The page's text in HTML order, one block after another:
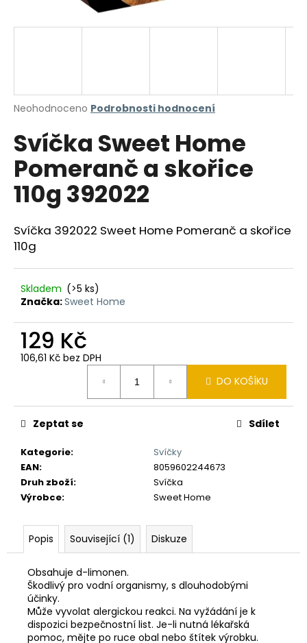
Průměrné
produktu
je
0,0
5
hvězdiček.
Neohodnoceno Podrobnosti hodnocení
Svíčka Sweet Home
Pomeranč a skořice
110g 392022
Svíčka 392022 Sweet Home Pomeranč a skořice
110g
Skladem (>5 ks)
Značka:Sweet Home
129 Kč
106,61 Kč bez DPH
DO KOŠÍKU
Kategorie:
Svíčky
EAN:
8059602244673
Druh zboží:
Svíčka
Výrobce: Sweet Home
Zeptat se Sdílet
Popis Související (1) Diskuze
Obsahuje d-limonen.
Škodlivý pro vodní organismy, s dlouhodobými
účinky.
Může vyvolat alergickou reakci. Na vyžádání je k
dispozici bezpečnostní list. Je-li nutná lékařská
pomoc, mějte po ruce obal nebo štítek výrobku.
j
?
HLEDAT
o
p
o
u
č
u
e